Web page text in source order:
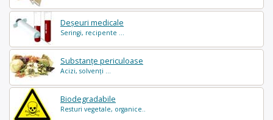
Deșeuri medicale
Seringi, recipente ...
Substanțe periculoase
Acizi, solvenți ...
Biodegradabile
Resturi vegetale, organice..